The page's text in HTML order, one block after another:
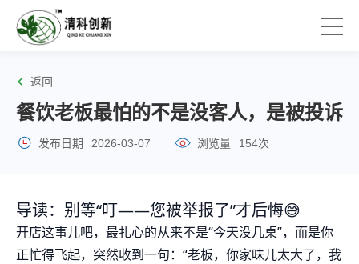
返回
餐饮老板最怕的不是没客人，是被投诉
发布日期 2026-03-07 浏览量 154次
导读：别等“叮——您被举报了”才后悔😅
开店这事儿吧，最扎心的从来不是“今天没几桌”，而是你
正忙得飞起，突然收到一句：“老板，你家味儿太大了，我